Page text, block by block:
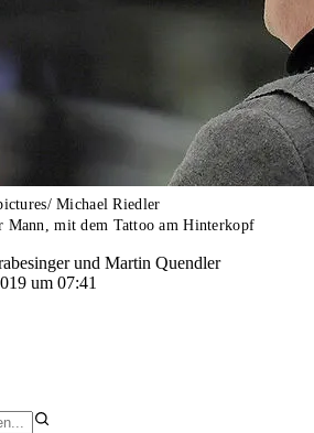
Michael Riedler
Mann, mit dem Tattoo am Hinterkopf
und Martin Quendler
um 07:41